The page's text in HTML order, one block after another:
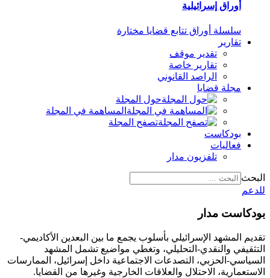
أوراق إسرائيلية
سلسلة أوراق تتابع قضايا مختارة
تقارير
تقدير موقف
تقارير خاصة
الراصد القانوني
مجلة قضايا
حول المجلة
المساهمة في المجلة
تصفح المجلة
بودكاست
فعاليات
تلفزيون مدار
البحث
للدعم
بودكاست مدار
تقديم المشهد الإسرائيلي بأسلوب يجمع ما بين البعدين الأكاديمي-
التثقيفي والنقدي-التحليلي، وتغطي مواضيع تشمل المشهد
السياسي-الحزبي، التصدعات الاجتماعية داخل إسرائيل، الممارسات
الاستعمارية، الاحتلال والعلاقات الخارجية وغيرها من القضايا.